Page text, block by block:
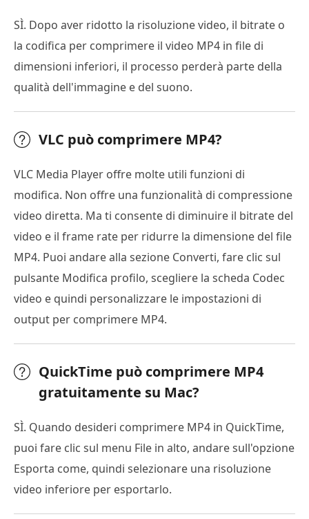
SÌ. Dopo aver ridotto la risoluzione video, il bitrate o
la codifica per comprimere il video MP4 in file di
dimensioni inferiori, il processo perderà parte della
qualità dell'immagine e del suono.
VLC può comprimere MP4?
VLC Media Player offre molte utili funzioni di
modifica. Non offre una funzionalità di compressione
video diretta. Ma ti consente di diminuire il bitrate del
video e il frame rate per ridurre la dimensione del file
MP4. Puoi andare alla sezione Converti, fare clic sul
pulsante Modifica profilo, scegliere la scheda Codec
video e quindi personalizzare le impostazioni di
output per comprimere MP4.
QuickTime può comprimere MP4
gratuitamente su Mac?
SÌ. Quando desideri comprimere MP4 in QuickTime,
puoi fare clic sul menu File in alto, andare sull'opzione
Esporta come, quindi selezionare una risoluzione
video inferiore per esportarlo.